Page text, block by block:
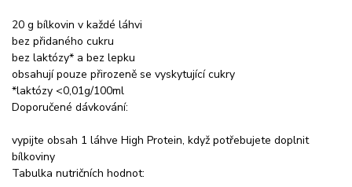
20 g bílkovin v každé láhvi
bez přidaného cukru
bez laktózy* a bez lepku
obsahují pouze přirozeně se vyskytující cukry
*laktózy <0,01g/100ml
Doporučené dávkování:
vypijte obsah 1 láhve High Protein, když potřebujete doplnit
bílkoviny
Tabulka nutričních hodnot: